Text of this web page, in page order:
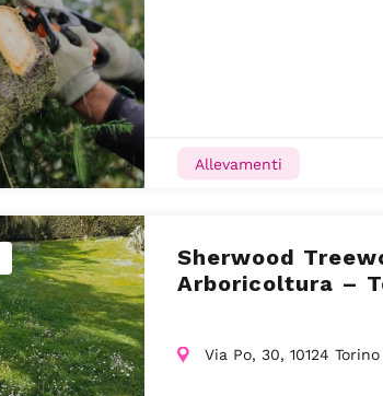
Allevamenti
Sherwood
Arboricoltura –
Via Po, 30, 10124 Torino